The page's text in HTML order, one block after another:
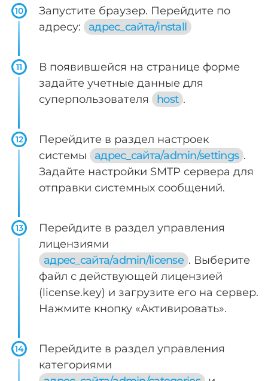
10
Запустите браузер. Перейдите по
адресу:
адрес_сайта/install
11
В появившейся на странице форме
задайте учетные данные для
суперпользователя
host .
12
Перейдите в раздел настроек
системы
адрес_сайта/admin/settings .
Задайте настройки SMTP сервера для
отправки системных сообщений.
13
Перейдите в раздел управления
лицензиями
адрес_сайта/admin/license . Выберите
файл с действующей лицензией
(license.key) и загрузите его на сервер.
Нажмите кнопку «Активировать».
14
Перейдите в раздел управления
категориями